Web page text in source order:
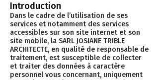
Introduction
Dans le cadre de l’utilisation de ses
services et notamment des services
accessibles sur son site internet et son
site mobile, la SARL JOSIANE TRIBLE
ARCHITECTE, en qualité de responsable de
traitement, est susceptible de collecter
et traiter des données à caractère
personnel vous concernant, uniquement